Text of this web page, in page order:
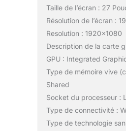
Taille de l’écran : 27
Résolution de l’écran :
Resolution : 1920×1080
Description de la carte
GPU : Integrated
Type de mémoire vive
Shared
Socket du processeur :
Type de connectivité :
Type de technologie